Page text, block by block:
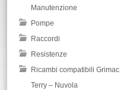
Manutenzione
Pompe
Raccordi
Resistenze
Ricambi compatibili Grimac
Terry – Nuvola